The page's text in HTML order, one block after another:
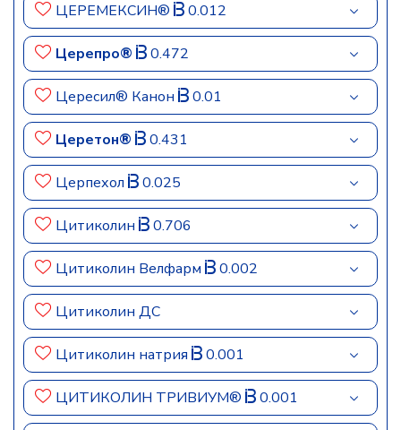
ЦЕРЕМЕКСИН® 0.012
Церепро® 0.472
Цересил® Канон 0.01
Церетон® 0.431
Церпехол 0.025
Цитиколин 0.706
Цитиколин Велфарм 0.002
Цитиколин ДС
Цитиколин натрия 0.001
ЦИТИКОЛИН ТРИВИУМ® 0.001